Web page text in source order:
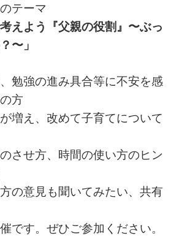
テーマ
えよう『父親の役割』〜ぶっ
〜」
勉強の進み具合等に不安を感
方
増え、改めて子育てについて
させ方、時間の使い方のヒン
の意見も聞いてみたい、共有
です。ぜひご参加ください。